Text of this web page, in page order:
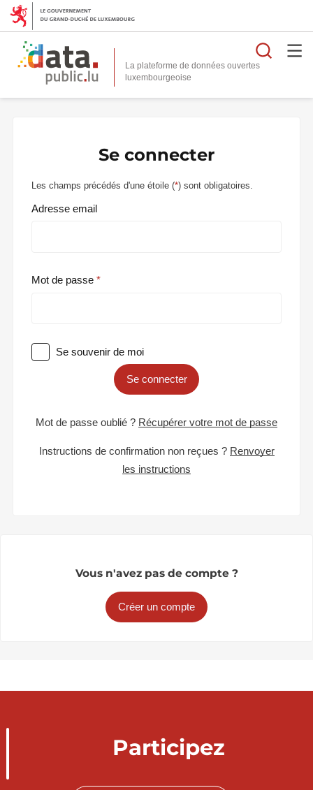
La plateforme de données ouvertes
Se connecter
Les champs précédés d'une étoile (*) sont obligatoires.
Adresse email
Mot de passe
Se souvenir de moi
Se connecter
Mot de passe oublié ? Récupérer votre mot de passe
Instructions de confirmation non reçues ? Renvoyer
les instructions
Vous n'avez pas de compte ?
Créer un compte
Participez